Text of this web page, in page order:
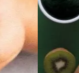
yra organiškas, be